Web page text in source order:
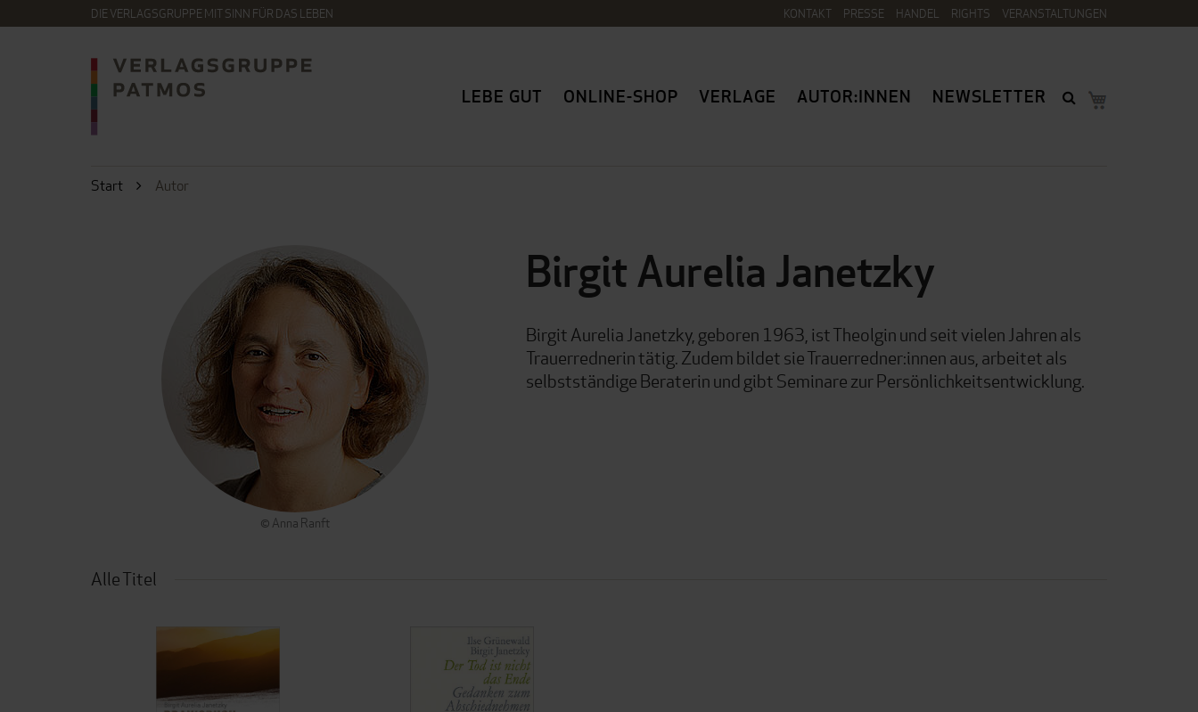
DIE VERLAGSGRUPPE MIT SINN FÜR DAS LEBEN KONTAKT PRESSE HANDEL RIGHTS VERANSTALTUNGEN
LEBE GUT ONLINE-SHOP VERLAGE AUTOR:INNEN NEWSLETTER
Start Autor
© Anna Ranft
Birgit Aurelia Janetzky
Birgit Aurelia Janetzky, geboren 1963, ist Theolgin und seit vielen Jahren als
Trauerrednerin tätig. Zudem bildet sie Trauerredner:innen aus, arbeitet als
selbstständige Beraterin und gibt Seminare zur Persönlichkeitsentwicklung.
Alle Titel